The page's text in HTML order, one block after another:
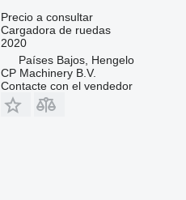
Precio a consultar
Cargadora de ruedas
2020
Países Bajos, Hengelo
CP Machinery B.V.
Contacte con el vendedor